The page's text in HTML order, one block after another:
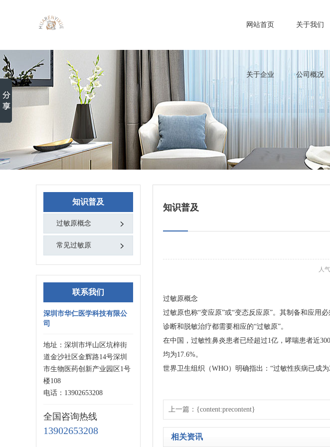
网站首页 关于我们
关于企业 公司概况
知识普及
过敏原概念
常见过敏原
联系我们
深圳市华仁医学科技有限公
司
地址：深圳市坪山区坑梓街
道金沙社区金辉路14号深圳
市生物医药创新产业园区1号
楼108
电话：13902653208
全国咨询热线
13902653208
知识普及
人
过敏原概念
过敏原也称“变应原”或“变态反应原”。其制备和应用
诊断和脱敏治疗都需要相应的“过敏原”。
在中国，过敏性鼻炎患者已经超过1亿，哮喘患者近
均为17.6%。
世界卫生组织（WHO）明确指出：“过敏性疾病已成
上一篇：{content:precontent}
相关资讯